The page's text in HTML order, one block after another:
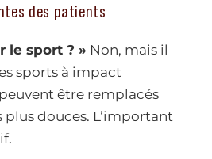
des patients
le sport ? » Non, mais il
sports à impact
être remplacés
plus douces. L’important